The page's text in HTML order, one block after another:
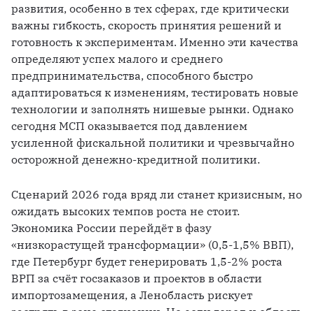
развития, особенно в тех сферах, где критически
важны гибкость, скорость принятия решений и
готовность к экспериментам. Именно эти качества
определяют успех малого и среднего
предпринимательства, способного быстро
адаптироваться к изменениям, тестировать новые
технологии и заполнять нишевые рынки. Однако
сегодня МСП оказывается под давлением
усиленной фискальной политики и чрезвычайно
осторожной денежно-кредитной политики.
Сценарий 2026 года вряд ли станет кризисным, но
ожидать высоких темпов роста не стоит.
Экономика России перейдёт в фазу
«низкорастущей трансформации» (0,5-1,5% ВВП),
где Петербург будет генерировать 1,5-2% роста
ВРП за счёт госзаказов и проектов в области
импортозамещения, а Ленобласть рискует